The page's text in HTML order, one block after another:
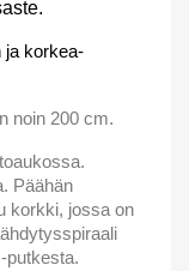
ja korkea-
noin 200 cm.
Päähän
korkki, jossa on
putkesta.